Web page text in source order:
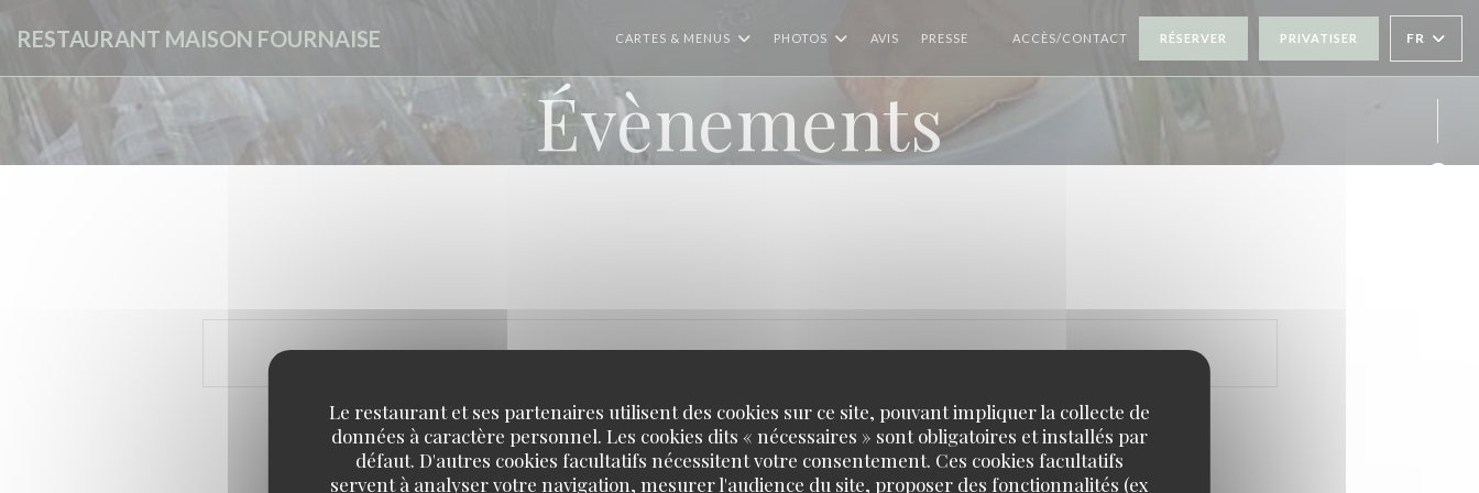
Le restaurant et ses partenaires utilisent des cookies sur ce site, pouvant impliquer la collecte de
données à caractère personnel. Les cookies dits « nécessaires » sont obligatoires et installés par
défaut. D'autres cookies facultatifs nécessitent votre consentement. Ces cookies facultatifs
servent à analyser votre navigation, mesurer l'audience du site, proposer des fonctionnalités (ex
RESTAURANT MAISON FOURNAISE CARTES & MENUS PHOTOS AVIS PRESSE ACCÈS/CONTACT RÉSERVER PRIVATISER FR
Évènements